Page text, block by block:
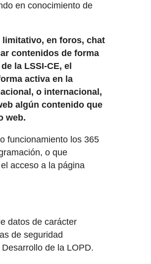
en conocimiento de
en foros, chat
contenidos de forma
la LSSI-CE, el
activa en la
o internacional,
algún contenido que
web.
funcionamiento los 365
o que
acceso a la página
datos de carácter
de seguridad
de la LOPD.